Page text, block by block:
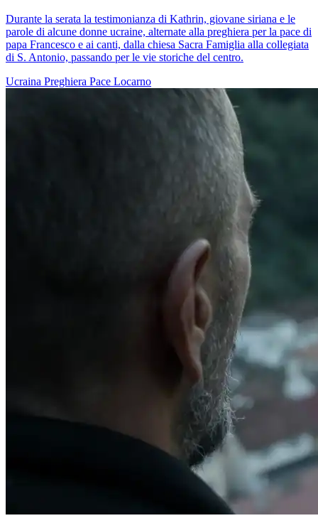
Durante la serata la testimonianza di Kathrin, giovane siriana e le
parole di alcune donne ucraine, alternate alla preghiera per la pace di
papa Francesco e ai canti, dalla chiesa Sacra Famiglia alla collegiata
di S. Antonio, passando per le vie storiche del centro.
Ucraina Preghiera Pace Locarno